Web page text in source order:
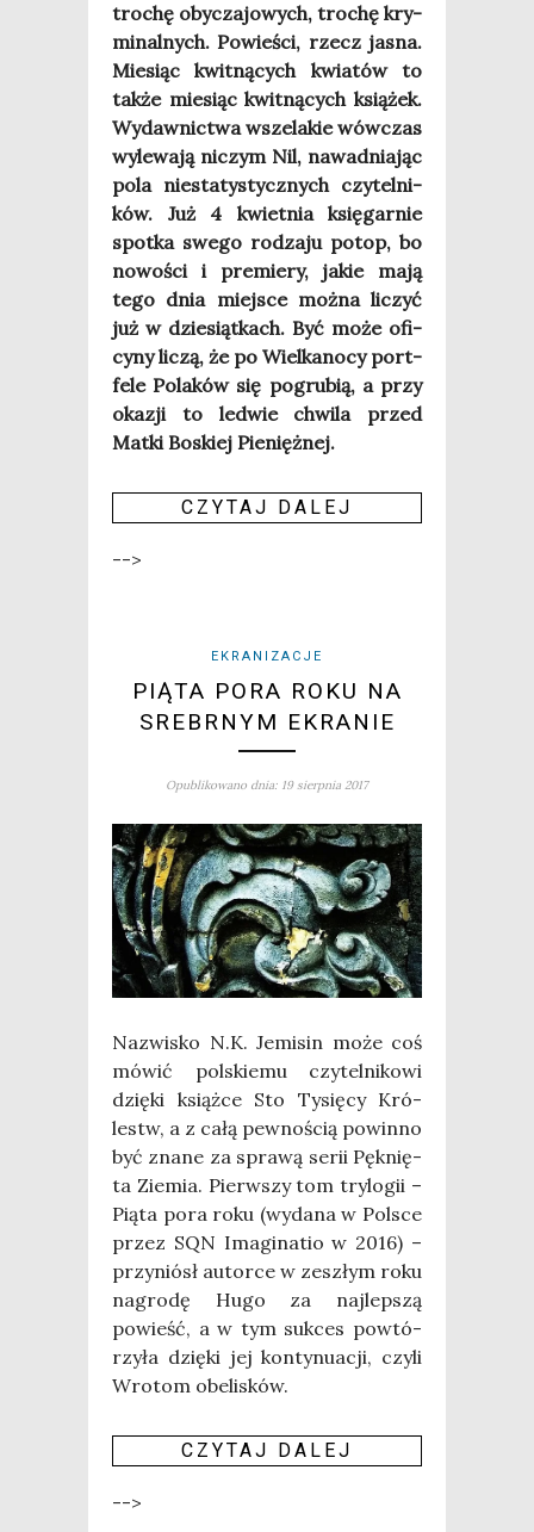
tro­chę oby­cza­jo­wych, tro­chę kry­
mi­nal­nych. Powie­ści, rzecz jasna.
Mie­siąc kwit­ną­cych kwia­tów to
tak­że mie­siąc kwit­ną­cych ksią­żek.
Wydaw­nic­twa wsze­la­kie wów­czas
wyle­wa­ją niczym Nil, nawad­nia­jąc
pola nie­sta­ty­stycz­nych czy­tel­ni­
ków. Już 4 kwiet­nia księ­gar­nie
spo­tka swe­go rodza­ju potop, bo
nowo­ści i pre­mie­ry, jakie mają
tego dnia miej­sce moż­na liczyć
już w dzie­siąt­kach. Być może ofi­
cy­ny liczą, że po Wiel­ka­no­cy port­
fe­le Pola­ków się pogru­bią, a przy
oka­zji to led­wie chwi­la przed
Mat­ki Boskiej Pie­nięż­nej.
CZY­TAJ DALEJ
-->
EKRANIZACJE
PIĄTA PORA ROKU NA
SREBRNYM EKRANIE
Opublikowano dnia: 19 sierpnia 2017
Nazwi­sko N.K. Jemi­sin może coś
mówić pol­skie­mu czy­tel­ni­ko­wi
dzię­ki książ­ce Sto Tysię­cy Kró­
lestw, a z całą pew­no­ścią powin­no
być zna­ne za spra­wą serii Pęk­nię­
ta Zie­mia. Pierw­szy tom try­lo­gii –
Pią­ta pora roku (wyda­na w Pol­sce
przez SQN Ima­gi­na­tio w 2016) –
przy­niósł autor­ce w zeszłym roku
nagro­dę Hugo za naj­lep­szą
powieść, a w tym suk­ces powtó­
rzy­ła dzię­ki jej kon­ty­nu­acji, czy­li
Wro­tom obe­li­sków.
CZY­TAJ DALEJ
-->